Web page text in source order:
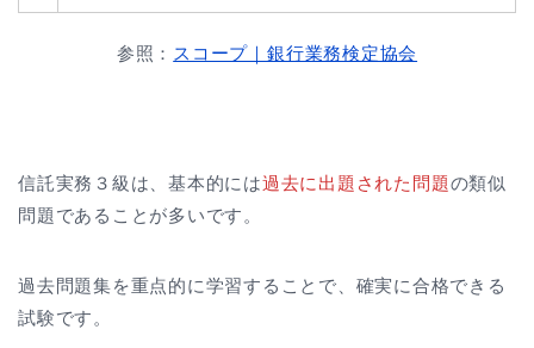
参照： スコープ｜銀行業務検定協会
信託実務３級は、基本的には過去に出題された問題の類似
問題であることが多いです。
過去問題集を重点的に学習することで、確実に合格できる
試験です。